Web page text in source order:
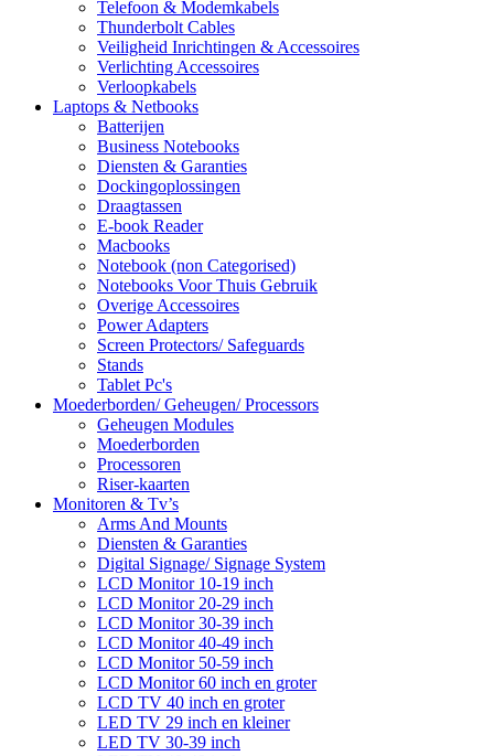
Telefoon & Modemkabels
Thunderbolt Cables
Veiligheid Inrichtingen & Accessoires
Verlichting Accessoires
Verloopkabels
Laptops & Netbooks
Batterijen
Business Notebooks
Diensten & Garanties
Dockingoplossingen
Draagtassen
E-book Reader
Macbooks
Notebook (non Categorised)
Notebooks Voor Thuis Gebruik
Overige Accessoires
Power Adapters
Screen Protectors/ Safeguards
Stands
Tablet Pc's
Moederborden/ Geheugen/ Processors
Geheugen Modules
Moederborden
Processoren
Riser-kaarten
Monitoren & Tv’s
Arms And Mounts
Diensten & Garanties
Digital Signage/ Signage System
LCD Monitor 10-19 inch
LCD Monitor 20-29 inch
LCD Monitor 30-39 inch
LCD Monitor 40-49 inch
LCD Monitor 50-59 inch
LCD Monitor 60 inch en groter
LCD TV 40 inch en groter
LED TV 29 inch en kleiner
LED TV 30-39 inch